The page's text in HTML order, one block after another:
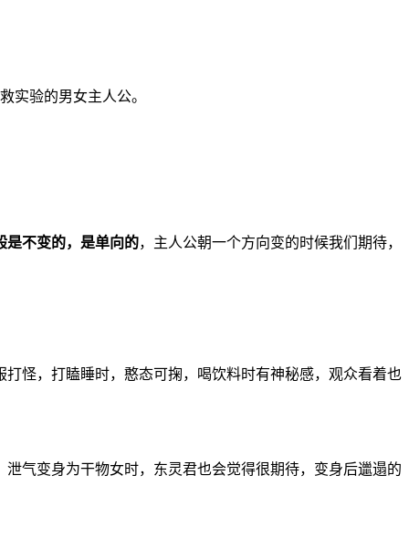
实验的男女主人公。
是不变的，是单向的，主人公朝一个方向变的时候我们期待，
怪，打瞌睡时，憨态可掬，喝饮料时有神秘感，观众看着也
气变身为干物女时，东灵君也会觉得很期待，变身后邋遢的